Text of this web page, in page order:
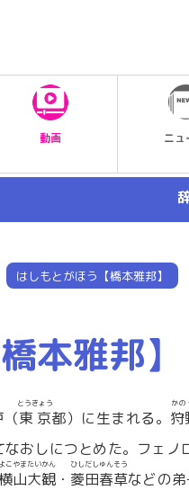
動画 ニュ
はしもとがほう【橋本雅邦】
本雅邦】
（東京
とうきょう
都）に生まれる。 狩
か
なおしにつとめた。フェノ
山大観
よこやまたいかん
・ 菱田春草
ひしだしゅんそう
などの